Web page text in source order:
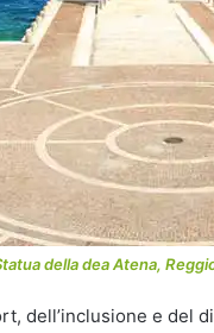
della dea Atena,
dell’inclusione e del